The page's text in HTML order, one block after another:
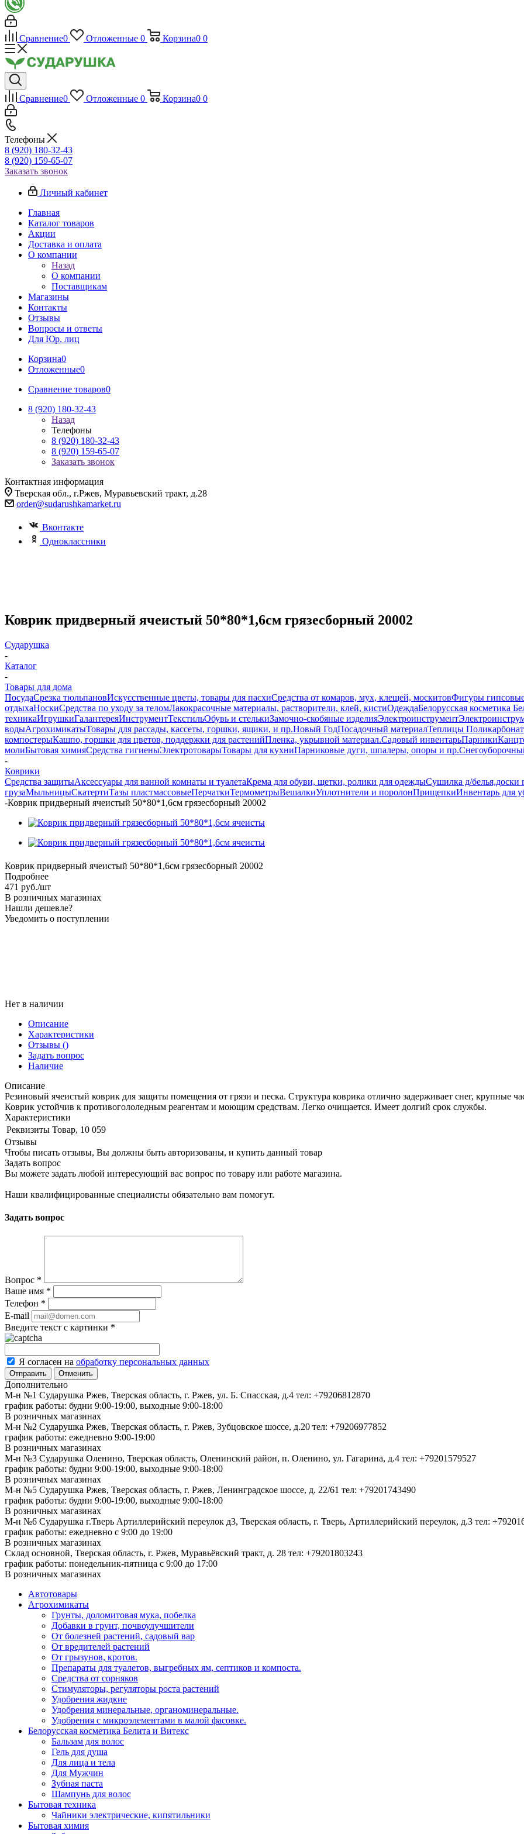
Сравнение0 Отложенные 0 Корзина0 0
Сравнение0 Отложенные 0 Корзина0 0
Телефоны
8 (920) 180-32-43
8 (920) 159-65-07
Заказать звонок
Личный кабинет
Главная
Каталог товаров
Акции
Доставка и оплата
О компании
Назад
О компании
Поставщикам
Магазины
Контакты
Отзывы
Вопросы и ответы
Для Юр. лиц
Корзина0
Отложенные0
Сравнение товаров0
8 (920) 180-32-43
Назад
Телефоны
8 (920) 180-32-43
8 (920) 159-65-07
Заказать звонок
Контактная информация
Тверская обл., г.Ржев, Муравьевский тракт, д.28
order@sudarushkamarket.ru
Вконтакте
Одноклассники
Коврик придверный ячеистый 50*80*1,6см грязесборный 20002
Сударушка
-
Каталог
-
Товары для дома
ПосудаСрезка тюльпановИскусственные цветы, товары для пасхиСредства от комаров, мух, клещей, москитовФигуры
отдыхаНоскиСредства по уходу за теломЛакокрасочные материалы, растворители, клей, кистиОдеждаБелорусская косметика
техникаИгрушкиГалантереяИнструментТекстильОбувь и стелькиЗамочно-скобяные изделияЭлектроинструмент
водыАгрохимикатыТовары для рассады, кассеты, горшки, ящики, и пр.Новый ГодПосадочный материалТеплицы Поликарбонат
компостерыКашпо, горшки для цветов, поддержки для растенийПленка, укрывной материал.Садовый инвентарьПарники
молиБытовая химияСредства гигиеныЭлектротоварыТовары для кухниПарниковые дуги, шпалеры, опоры и пр.
-
Коврики
Средства защитыАксессуары для ванной комнаты и туалетаКрема для обуви, щетки, ролики для одеждыСушилка д/белья,доски
грузаМыльницыСкатертиТазы пластмассовыеПерчаткиТермометрыВешалкиУплотнители и поролонПрищепкиИнвентарь для
-Коврик придверный ячеистый 50*80*1,6см грязесборный 20002
Коврик придверный ячеистый 50*80*1,6см грязесборный 20002
Подробнее
471 руб./шт
В розничных магазинах
Нашли дешевле?
Уведомить о поступлении
Нет в наличии
Описание
Характеристики
Отзывы ()
Задать вопрос
Наличие
Описание
Резиновый ячеистый коврик для защиты помещения от грязи и песка. Структура коврика отлично задерживает снег, крупные
Коврик устойчив к противогололедным реагентам и моющим средствам. Легко очищается. Имеет долгий срок службы.
Характеристики
Реквизиты Товар, 10 059
Отзывы
Чтобы писать отзывы, Вы должны быть авторизованы, и купить данный товар
Задать вопрос
Вы можете задать любой интересующий вас вопрос по товару или работе магазина.
Наши квалифицированные специалисты обязательно вам помогут.
Задать вопрос
Вопрос *
Ваше имя *
Телефон *
E-mail
Введите текст с картинки *
Я согласен на обработку персональных данных
Отменить
Дополнительно
М-н №1 Сударушка Ржев, Тверская область, г. Ржев, ул. Б. Спасская, д.4 тел: +79206812870
график работы: будни 9:00-19:00, выходные 9:00-18:00
В розничных магазинах
М-н №2 Cударушка Ржев, Тверская область, г. Ржев, Зубцовское шоссе, д.20 тел: +79206977852
график работы: ежедневно 9:00-19:00
В розничных магазинах
М-н №3 Сударушка Оленино, Тверская область, Оленинский район, п. Оленино, ул. Гагарина, д.4 тел: +79201579527
график работы: будни 9:00-19:00, выходные 9:00-18:00
В розничных магазинах
М-н №5 Сударушка Ржев, Тверская область, г. Ржев, Ленинградское шоссе, д. 22/61 тел: +79201743490
график работы: будни 9:00-19:00, выходные 9:00-18:00
В розничных магазинах
М-н №6 Сударушка г.Тверь Артиллерийский переулок д3, Тверская область, г. Тверь, Артиллерийский переулок, д.3 тел:
график работы: ежедневно с 9:00 до 19:00
В розничных магазинах
Склад основной, Тверская область, г. Ржев, Муравьёвский тракт, д. 28 тел: +79201803243
график работы: понедельник-пятница с 9:00 до 17:00
В розничных магазинах
Автотовары
Агрохимикаты
Грунты, доломитовая мука, побелка
Добавки в грунт, почвоулучшители
От болезней растений, садовый вар
От вредителей растений
От грызунов, кротов.
Препараты для туалетов, выгребных ям, септиков и компоста.
Средства от сорняков
Стимуляторы, регуляторы роста растений
Удобрения жидкие
Удобрения минеральные, органоминеральные.
Удобрения с микроэлементами в малой фасовке.
Белорусская косметика Белита и Витекс
Бальзам для волос
Гель для душа
Для лица и тела
Для Мужчин
Зубная паста
Шампунь для волос
Бытовая техника
Чайники электрические, кипятильники
Бытовая химия